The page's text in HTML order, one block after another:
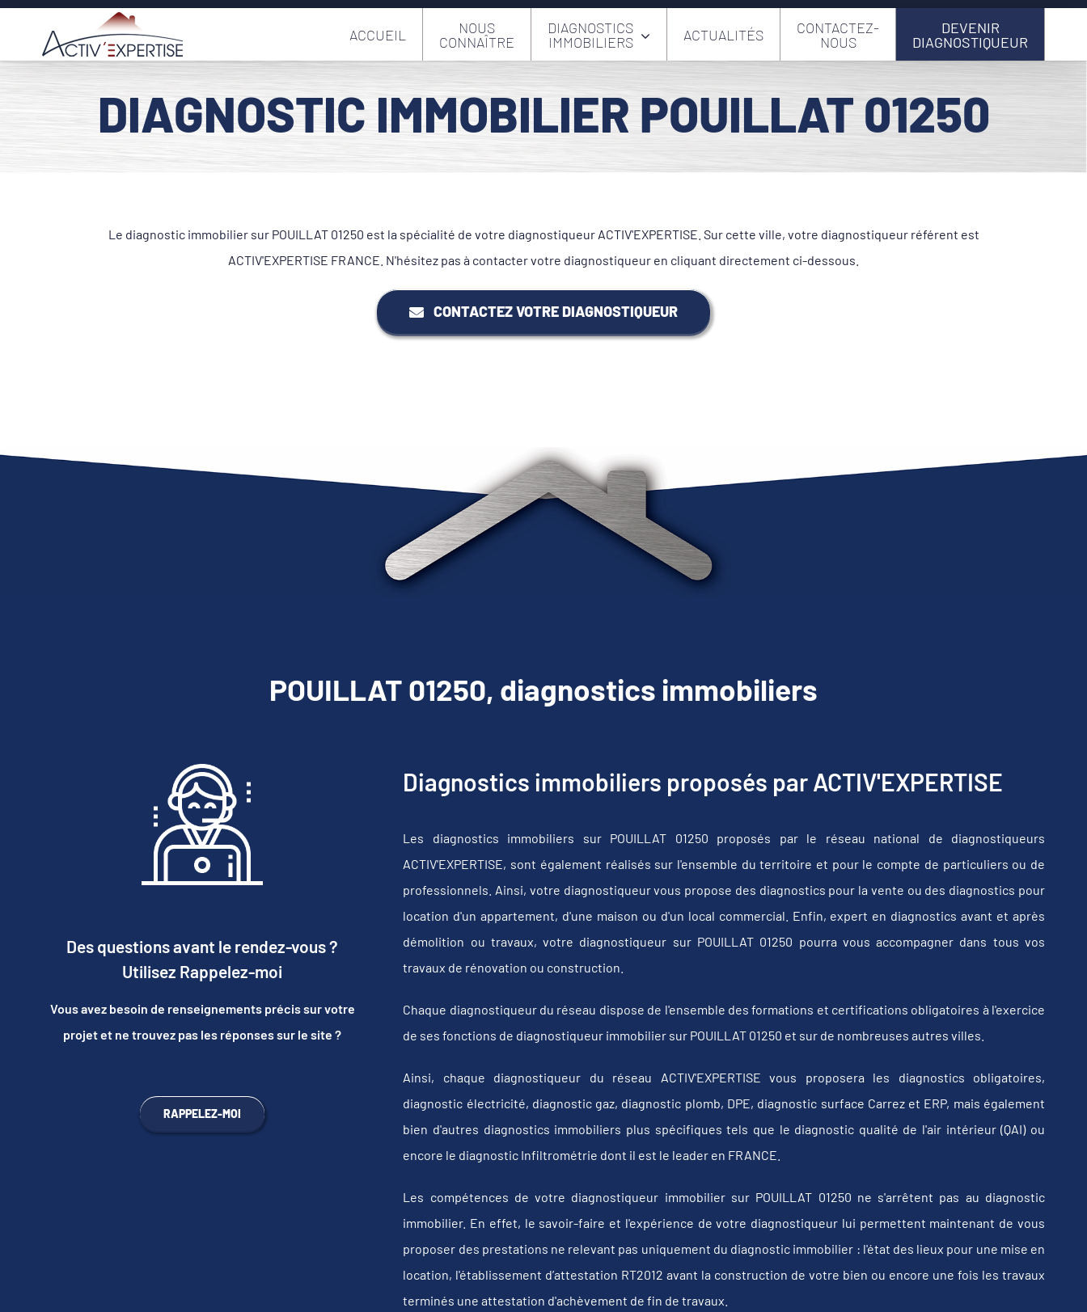
Passer
contenu
ACCUEIL
NOUS
CONNAÎTRE
DIAGNOSTICS
IMMOBILIERS
ACTUALITÉS
CONTACTEZ-
NOUS
DEVENIR
DIAGNOSTIQUEUR
DIAGNOSTIC IMMOBILIER POUILLAT 01250
Le diagnostic immobilier sur POUILLAT 01250 est la spécialité de votre diagnostiqueur ACTIV'EXPERTISE. Sur cette ville, votre diagnostiqueur référent est
ACTIV'EXPERTISE FRANCE. N'hésitez pas à contacter votre diagnostiqueur en cliquant directement ci-dessous.
CONTACTEZ VOTRE DIAGNOSTIQUEUR
POUILLAT 01250, diagnostics immobiliers
Des questions avant le rendez-vous ?
Utilisez Rappelez-moi
Vous avez besoin de renseignements précis sur votre
projet et ne trouvez pas les réponses sur le site ?
RAPPELEZ-MOI
Diagnostics immobiliers proposés par ACTIV'EXPERTISE
Les diagnostics immobiliers sur POUILLAT 01250 proposés par le réseau national de diagnostiqueurs
ACTIV'EXPERTISE, sont également réalisés sur l'ensemble du territoire et pour le compte de particuliers ou de
professionnels. Ainsi, votre diagnostiqueur vous propose des diagnostics pour la vente ou des diagnostics pour
location d'un appartement, d'une maison ou d'un local commercial. Enfin, expert en diagnostics avant et après
démolition ou travaux, votre diagnostiqueur sur POUILLAT 01250 pourra vous accompagner dans tous vos
travaux de rénovation ou construction.
Chaque diagnostiqueur du réseau dispose de l'ensemble des formations et certifications obligatoires à l'exercice
de ses fonctions de diagnostiqueur immobilier sur POUILLAT 01250 et sur de nombreuses autres villes.
Ainsi, chaque diagnostiqueur du réseau ACTIV'EXPERTISE vous proposera les diagnostics obligatoires,
diagnostic électricité, diagnostic gaz, diagnostic plomb, DPE, diagnostic surface Carrez et ERP, mais également
bien d'autres diagnostics immobiliers plus spécifiques tels que le diagnostic qualité de l'air intérieur (QAI) ou
encore le diagnostic Infiltrométrie dont il est le leader en FRANCE.
Les compétences de votre diagnostiqueur immobilier sur POUILLAT 01250 ne s'arrêtent pas au diagnostic
immobilier. En effet, le savoir-faire et l'expérience de votre diagnostiqueur lui permettent maintenant de vous
proposer des prestations ne relevant pas uniquement du diagnostic immobilier : l'état des lieux pour une mise en
location, l'établissement d’attestation RT2012 avant la construction de votre bien ou encore une fois les travaux
terminés une attestation d'achèvement de fin de travaux.